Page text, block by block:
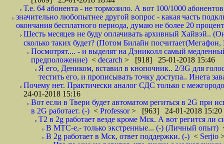
Т.е. 64 абонента - не тормозило. А вот 100/1000
значительно любопытнее другой вопрос - какая часть
окончания бесплатного периода, думаю не более 20
Шесть месяцев не буду оплачивать архивный Хайвэй..
сколько таких будет? (Потом Билайн
Посмотрят.... - и выделят на Дэниколл самый
предположение) < decarch > [918] 25-01-2018 15:46
Я его, Деником, вставил в кнопочник.. 2/3G для
тестить его, и прописывать точку доступа.. Инета
Почему нет. Практически аналог СДС только с
24-01-2018 15:16
Вот если в Твери будет автоматом региться в 2G при
в 2G работает. (-) < Professor> [963] 24-01-2018 15:20
T2 в 2g работает везде кроме Мск. А вот регится
В МТС-е,- только экстренные... (-) (Личный опыт)
В 2g работает в Мск, ответ поддержки. (-) < Serjio